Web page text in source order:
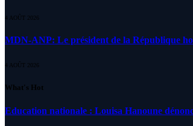
4 AOÛT 2026
MDN-ANP: Le président de la République
4 AOÛT 2026
What's Hot
Education nationale : Louisa Hanoune